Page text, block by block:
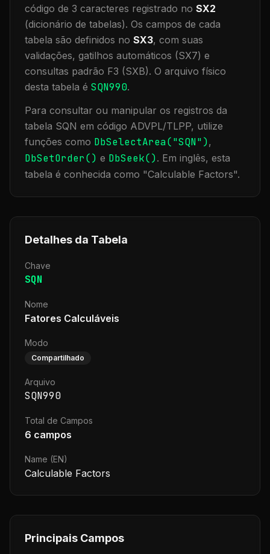
código de 3 caracteres registrado no SX2
(dicionário de tabelas). Os campos de cada
tabela são definidos no SX3, com suas
validações, gatilhos automáticos (SX7) e
consultas padrão F3 (SXB). O arquivo físico
desta tabela é SQN990.
Para consultar ou manipular os registros da
tabela SQN em código ADVPL/TLPP, utilize
funções como DbSelectArea("SQN"),
DbSetOrder() e DbSeek(). Em inglês, esta
tabela é conhecida como "Calculable Factors".
Detalhes da Tabela
Chave
SQN
Nome
Fatores Calculáveis
Modo
Compartilhado
Arquivo
SQN990
Total de Campos
6 campos
Name (EN)
Calculable Factors
Principais Campos